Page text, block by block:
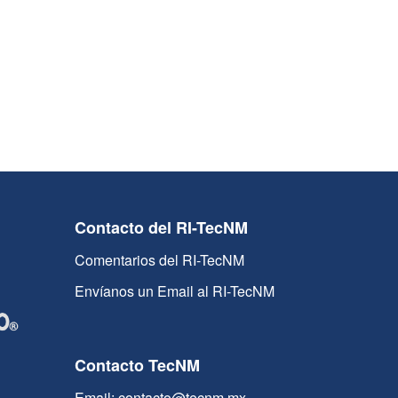
Contacto del RI-TecNM
Comentarios del RI-TecNM
Envíanos un Email al RI-TecNM
Contacto TecNM